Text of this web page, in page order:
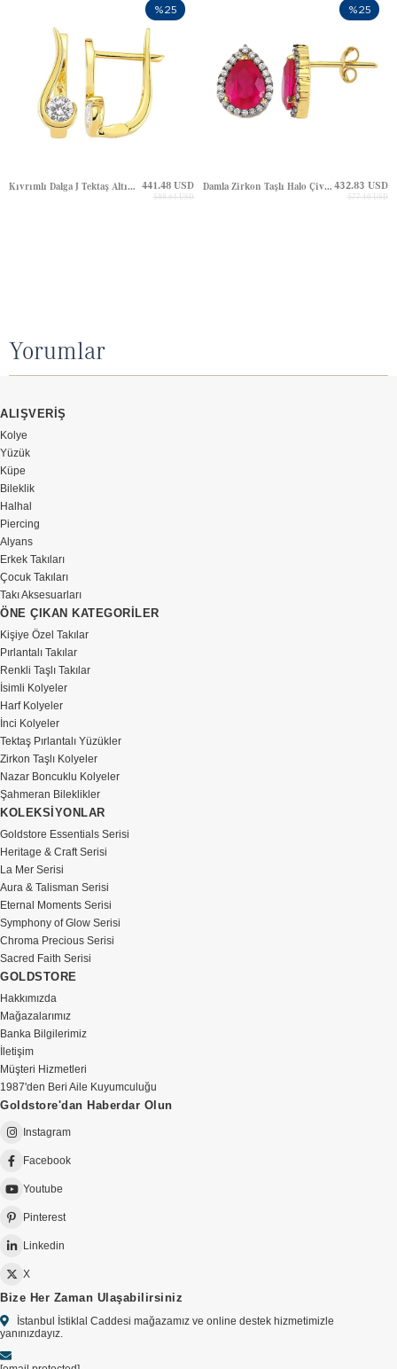
Kıvrımlı Dalga J Tektaş Altın Küpe 441.48 USD
588.64 USD
%25
Damla Zirkon Taşlı Halo Çivili Altın Küpe 432.83 USD
577.10 USD
%25
Yorumlar
ALIŞVERİŞ
Kolye
Yüzük
Küpe
Bileklik
Halhal
Piercing
Alyans
Erkek Takıları
Çocuk Takıları
Takı Aksesuarları
ÖNE ÇIKAN KATEGORİLER
Kişiye Özel Takılar
Pırlantalı Takılar
Renkli Taşlı Takılar
İsimli Kolyeler
Harf Kolyeler
İnci Kolyeler
Tektaş Pırlantalı Yüzükler
Zirkon Taşlı Kolyeler
Nazar Boncuklu Kolyeler
Şahmeran Bileklikler
KOLEKSİYONLAR
Goldstore Essentials Serisi
Heritage & Craft Serisi
La Mer Serisi
Aura & Talisman Serisi
Eternal Moments Serisi
Symphony of Glow Serisi
Chroma Precious Serisi
Sacred Faith Serisi
GOLDSTORE
Hakkımızda
Mağazalarımız
Banka Bilgilerimiz
İletişim
Müşteri Hizmetleri
1987'den Beri Aile Kuyumculuğu
Goldstore'dan Haberdar Olun
Instagram
Facebook
Youtube
Pinterest
Linkedin
X
Bize Her Zaman Ulaşabilirsiniz
İstanbul İstiklal Caddesi mağazamız ve online destek hizmetimizle
yanınızdayız.